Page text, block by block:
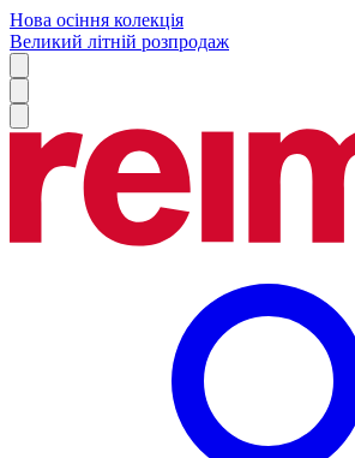
Нова осіння колекція
Великий літній розпродаж